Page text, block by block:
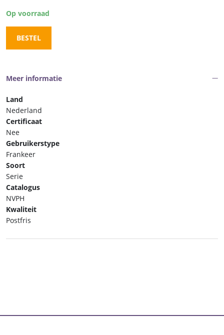
Op voorraad
BESTEL
Meer informatie
Land
Nederland
Certificaat
Nee
Gebruikerstype
Frankeer
Soort
Serie
Catalogus
NVPH
Kwaliteit
Postfris